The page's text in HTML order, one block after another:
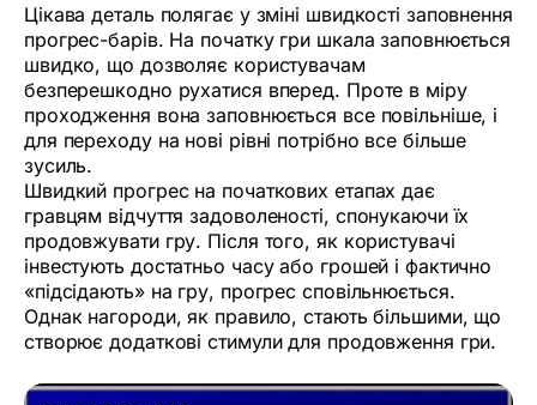
Цікава деталь полягає у зміні швидкості заповнення
прогрес-барів. На початку гри шкала заповнюється
швидко, що дозволяє користувачам
безперешкодно рухатися вперед. Проте в міру
проходження вона заповнюється все повільніше, і
для переходу на нові рівні потрібно все більше
зусиль.
Швидкий прогрес на початкових етапах дає
гравцям відчуття задоволеності, спонукаючи їх
продовжувати гру. Після того, як користувачі
інвестують достатньо часу або грошей і фактично
«підсідають» на гру, прогрес сповільнюється.
Однак нагороди, як правило, стають більшими, що
створює додаткові стимули для продовження гри.